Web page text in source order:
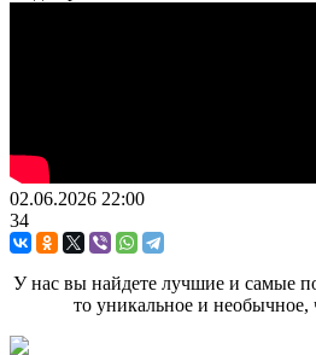
02.06.2026 22:00
34
У нас вы найдете лучшие и самые
то уникальное и